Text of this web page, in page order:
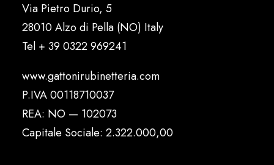
Via Pietro Durio, 5
28010 Alzo di Pella (NO) Italy
Tel + 39 0322 969241
www.gattonirubinetteria.com
P.IVA 00118710037
REA: NO — 102073
Capitale Sociale: 2.322.000,00